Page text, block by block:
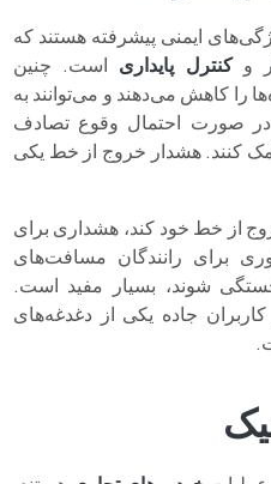
ایمنی پیشرفته هستند که
ر و کنترل پایداری است. چنین
را کاهش می‌دهند و می‌توانند به
صورت احتمال وقوع تصادف
کنند. هشدار خروج از خط یکی
از خط خود کند، هشداری برای
برای رانندگان مسافت‌های
شوند، بسیار مفید است.
کاربران جاده یکی از دغدغه‌های